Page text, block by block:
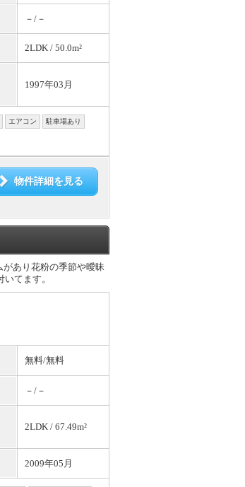
－/－
2LDK / 50.0m²
1997年03月
エアコン 駐車場あり
物件詳細を見る
あり花粉の季節や曖昧
てます。
無料/無料
－/－
2LDK / 67.49m²
2009年05月